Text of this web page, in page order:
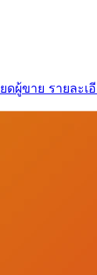
ผู้ขาย รายละเ